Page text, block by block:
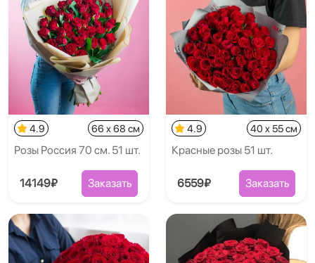
4.9 66 x 68 см
Розы Россия 70 см. 51 шт.
14149₽ Заказать
4.9 40 x 55 см
Красные розы 51 шт.
6559₽ Заказать